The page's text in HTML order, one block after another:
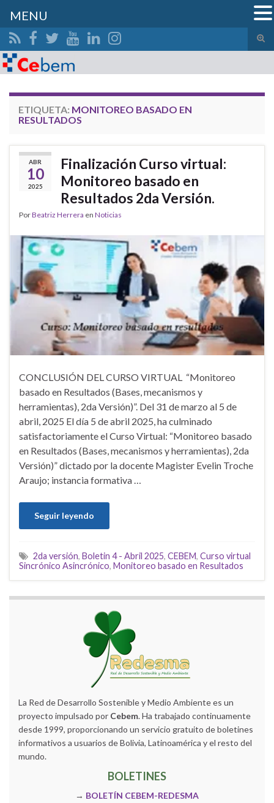
el
Search for:
ETIQUETA: MONITOREO BASADO EN
RESULTADOS
ABR
10
2025
Finalización Curso virtual:
Monitoreo basado en
Resultados 2da Versión.
PorBeatriz Herrera en Noticias
CONCLUSIÓN DEL CURSO VIRTUAL “Monitoreo
basado en Resultados (Bases, mecanismos y
herramientas), 2da Versión)”. Del 31 de marzo al 5 de
abril, 2025 El día 5 de abril 2025, ha culminado
satisfactoriamente el Curso Virtual: “Monitoreo basado
en Resultados (Bases, mecanismos y herramientas), 2da
Versión)” dictado por la docente Magister Evelin Troche
Araujo; instancia formativa …
Seguir leyendo
2da versión, Boletin 4 - Abril 2025, CEBEM, Curso virtual
Sincrónico Asincrónico, Monitoreo basado en Resultados
La Red de Desarrollo Sostenible y Medio Ambiente es un
proyecto impulsado por Cebem. Ha trabajado continuamente
desde 1999, proporcionando un servicio gratuito de boletines
informativos a usuarios de Bolivia, Latinoamérica y el resto del
mundo.
BOLETINES
→ BOLETÍN CEBEM-REDESMA
MENU